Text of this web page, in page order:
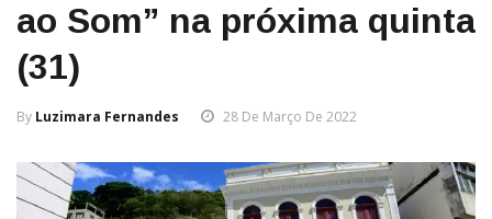
ao Som” na próxima quinta
(31)
By Luzimara Fernandes 28 De Março De 2022